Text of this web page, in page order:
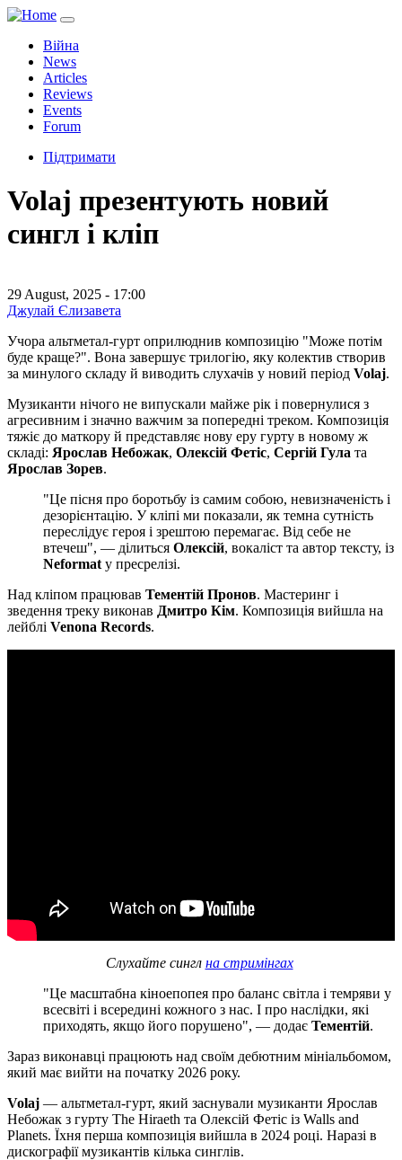
Війна
News
Articles
Reviews
Events
Forum
Підтримати
Volaj презентують новий
сингл і кліп
29 August, 2025 - 17:00
Джулай Єлизавета
Учора альтметал-гурт оприлюднив композицію "Може потім
буде краще?". Вона завершує трилогію, яку колектив створив
за минулого складу й виводить слухачів у новий період Volaj.
Музиканти нічого не випускали майже рік і повернулися з
агресивним і значно важчим за попередні треком. Композиція
тяжіє до маткору й представляє нову еру гурту в новому ж
складі: Ярослав Небожак, Олексій Фетіс, Сергій Гула та
Ярослав Зорев.
"Це пісня про боротьбу із самим собою, невизначеність і
дезорієнтацію. У кліпі ми показали, як темна сутність
переслідує героя і зрештою перемагає. Від себе не
втечеш", — ділиться Олексій, вокаліст та автор тексту, із
Neformat у пресрелізі.
Над кліпом працював Тементій Пронов. Мастеринг і
зведення треку виконав Дмитро Кім. Композиція вийшла на
лейблі Venona Records.
Слухайте сингл на стримінгах
"Це масштабна кіноепопея про баланс світла і темряви у
всесвіті і всередині кожного з нас. І про наслідки, які
приходять, якщо його порушено", — додає Тементій.
Зараз виконавці працюють над своїм дебютним мініальбомом,
який має вийти на початку 2026 року.
Volaj — альтметал-гурт, який заснували музиканти Ярослав
Небожак з гурту The Hiraeth та Олексій Фетіс із Walls and
Planets. Їхня перша композиція вийшла в 2024 році. Наразі в
дискографії музикантів кілька синглів.